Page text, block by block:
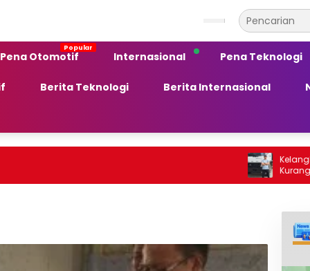
Pena Otomotif Internasional Pena Teknologi
Berita Teknologi Berita Internasional
Kelangkaan BBM
Kurang Peka
Ekonomi Daerah